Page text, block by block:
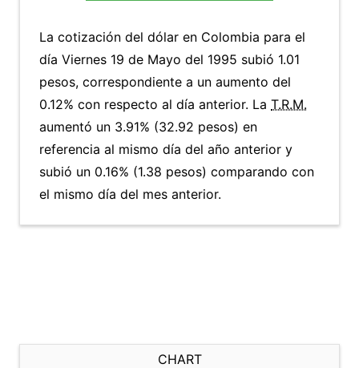
La cotización del dólar en Colombia para el
día Viernes 19 de Mayo del 1995 subió 1.01
pesos, correspondiente a un aumento del
0.12% con respecto al día anterior. La T.R.M.
aumentó un 3.91% (32.92 pesos) en
referencia al mismo día del año anterior y
subió un 0.16% (1.38 pesos) comparando con
el mismo día del mes anterior.
CHART